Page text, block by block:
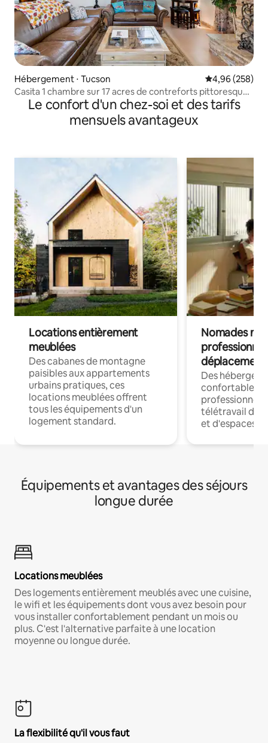
Hébergement ⋅ Tucson Évaluation
4,96 (258)
Casita 1 chambre sur 17 acres de contreforts pittoresques
Le confort d'un chez-soi et des tarifs
mensuels avantageux
Locations entièrement
meublées
Des cabanes de montagne
paisibles aux appartements
urbains pratiques, ces
locations meublées offrent
tous les équipements d'un
logement standard.
Nomades
déplacement
Des
confortables
professionnels
télétravail
et d'espaces
Équipements et avantages des séjours
longue durée
Locations meublées
Des logements entièrement meublés avec une cuisine,
le wifi et les équipements dont vous avez besoin pour
vous installer confortablement pendant un mois ou
plus. C'est l'alternative parfaite à une location
moyenne ou longue durée.
La flexibilité qu'il vous faut